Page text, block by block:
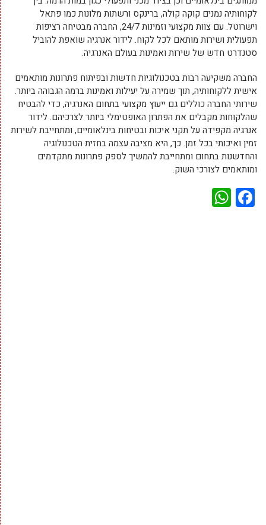
לקוחותיה נמנים קוקה קולה, ברינקס ורשתות מלונות כמו פתאל
וישרוטל. עם צוות מקצועי וזמינות 24/7, החברה מבטיחה רציפות
תפעולית ושירות מותאם לכל לקוח. לידור אנרגיה שואפת להוביל
סטנדרט חדש של שירות ואמינות בעולם האנרגיה.
החברה משקיעה רבות בטכנולוגיות חדשות ובפיתוח פתרונות מותאמים
אישית ללקוחותיה, תוך שמירה על יעילות ואמינות ברמה הגבוהה ביותר.
שירותי החברה כוללים גם ייעוץ מקצועי בתחום האנרגיה, כדי להבטיח
שהלקוחות מקבלים את הפתרון האופטימלי ביותר לצרכיהם. לידור
אנרגיה מקפידה על תקני איכות ובטיחות בינלאומיים, ומתחייבת לשירות
זמין ואיכותי בכל זמן. כך, היא מציבה עצמה בחזית הטכנולוגיה
והחדשנות בתחום ומתחייבת להמשיך לספק פתרונות מתקדמים
ומותאמים לצורכי השוק.
Facebook